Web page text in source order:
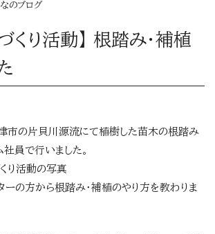
のブログ
くり活動】 根踏み・補植
の片貝川源流にて植樹した苗木の根踏み
員で行いました。
の方から根踏み・補植のやり方を教わりま